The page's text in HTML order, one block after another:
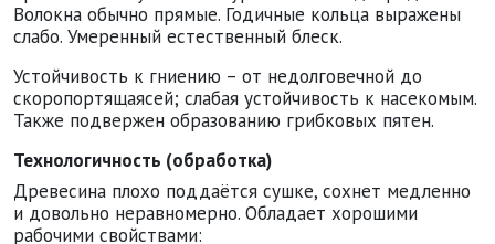
Волокна обычно прямые. Годичные кольца выражены
слабо. Умеренный естественный блеск.
Устойчивость к гниению – от недолговечной до
скоропортящаясей; слабая устойчивость к насекомым.
Также подвержен образованию грибковых пятен.
Технологичность (обработка)
Древесина плохо поддаётся сушке, сохнет медленно
и довольно неравномерно. Обладает хорошими
рабочими свойствами: